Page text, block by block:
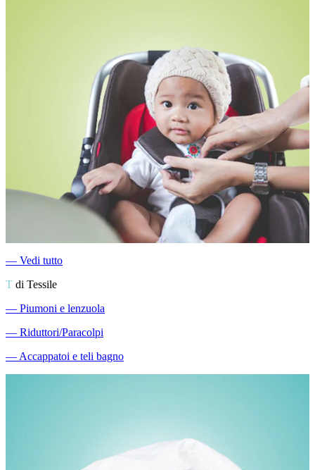
― Vedi tutto
T di Tessile
― Piumoni e lenzuola
― Riduttori/Paracolpi
―Accappatoi e teli bagno